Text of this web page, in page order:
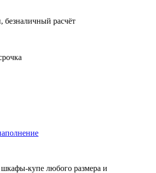
расчёт
шкафы-купе любого размера и